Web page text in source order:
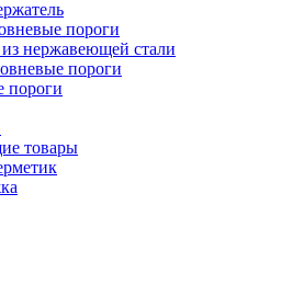
пороги
нержавеющей стали
пороги
пороги
товары